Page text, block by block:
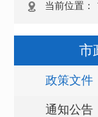
当前位置：
市
政策文件
通知公告